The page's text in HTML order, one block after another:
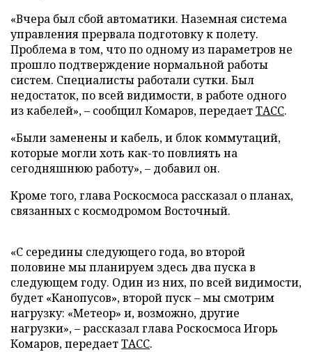
«Вчера был сбой автоматики. Наземная система
управления прервала подготовку к полету.
Проблема в том, что по одному из параметров не
прошло подтверждение нормальной работы
систем. Специалисты работали сутки. Был
недостаток, по всей видимости, в работе одного
из кабелей», – сообщил Комаров, передаетТАСС.
«Были заменены и кабель, и блок коммутаций,
которые могли хоть как-то повлиять на
сегодняшнюю работу», – добавил он.
Кроме того, глава Роскосмоса рассказал о планах,
связанных с космодромом Восточный.
«С середины следующего года, во второй
половине мы планируем здесь два пуска в
следующем году. Один из них, по всей видимости,
будет «Канопусов», второй пуск – мы смотрим
нагрузку: «Метеор» и, возможно, другие
нагрузки», – рассказал глава Роскосмоса Игорь
Комаров, передаетТАСС.